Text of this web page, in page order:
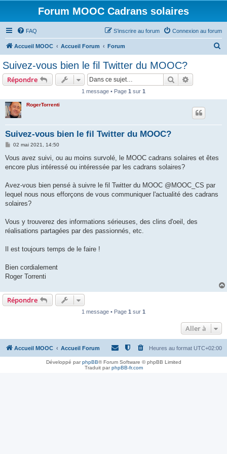
Forum MOOC Cadrans solaires
FAQ Connexion au forum
S’inscrire au forum
Accueil MOOC Accueil Forum Forum
Suivez-vous bien le fil Twitter du MOOC?
Répondre Rechercher
1 message • Page 1 sur 1
RogerTorrenti
Suivez-vous bien le fil Twitter du MOOC?
M
s
a
02 mai 2021, 14:50
Vous avez suivi, ou au moins survolé, le MOOC cadrans solaires et êtes
encore plus intéressé ou intéressée par les cadrans solaires?
Avez-vous bien pensé à suivre le fil Twitter du MOOC @MOOC_CS par
lequel nous nous efforçons de vous communiquer l'actualité des cadrans
solaires?
Vous y trouverez des informations sérieuses, des clins d'oeil, des
réalisations partagées par des passionnés, etc.
Il est toujours temps de le faire !
Bien cordialement
Roger Torrenti
Répondre
1 message • Page 1 sur 1
Aller à
Accueil MOOC Accueil Forum Heures au format UTC+02:00
Développé parphpBB® Forum Software © phpBB Limited
Traduit parphpBB-fr.com